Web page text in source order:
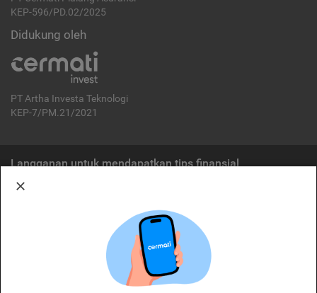
KEP-596/PD.02/2025
Didukung oleh
PT Artha Investa Teknologi
KEP-7/PM.21/2021
Langganan untuk mendapatkan tips finansial
Cermati merupakan penyelenggara agregasi jasa keuangan yang terdaftar di
OJK. Oleh karena itu, produk dan/atau layanan jasa keuangan yang
ditawarkan bukan merupakan produk dan/atau layanan jasa keuangan yang
diterbitkan oleh Cermati dan Cermati tidak bertanggung jawab atas tuntutan